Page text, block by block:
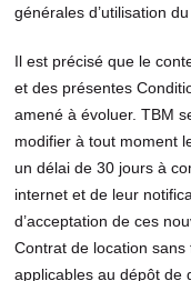
générales d’utilisation du
Il est précisé que le
et des présentes
amené à évoluer. TBM
modifier à tout moment
un délai de 30 jours à
internet et de leur
d’acceptation de ces
Contrat de location sans
applicables au dépôt de